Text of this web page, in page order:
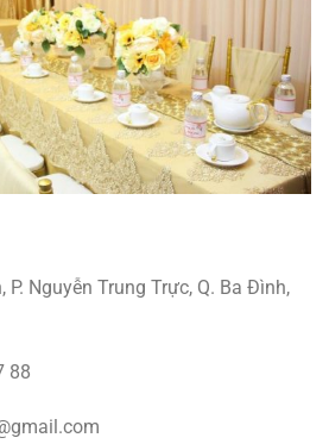
Nguyễn Trung Trực, Q. Ba Đình,
88